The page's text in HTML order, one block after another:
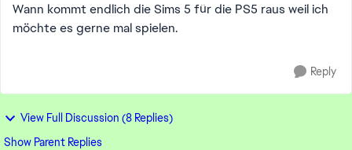
Wann kommt endlich die Sims 5 für die PS5 raus weil ich
möchte es gerne mal spielen.
Reply
View Full Discussion (8 Replies)
Show Parent Replies